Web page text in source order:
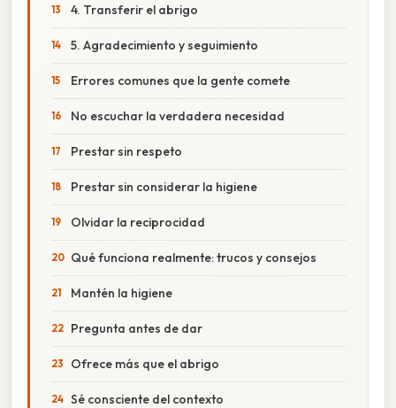
4. Transferir el abrigo
5. Agradecimiento y seguimiento
Errores comunes que la gente comete
No escuchar la verdadera necesidad
Prestar sin respeto
Prestar sin considerar la higiene
Olvidar la reciprocidad
Qué funciona realmente: trucos y consejos
Mantén la higiene
Pregunta antes de dar
Ofrece más que el abrigo
Sé consciente del contexto